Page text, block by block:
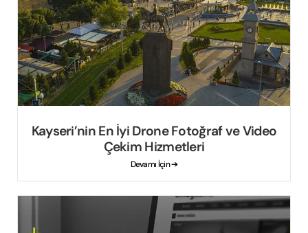
Kayseri’nin En İyi Drone Fotoğraf ve Video
Çekim Hizmetleri
Devamı İçin ➔